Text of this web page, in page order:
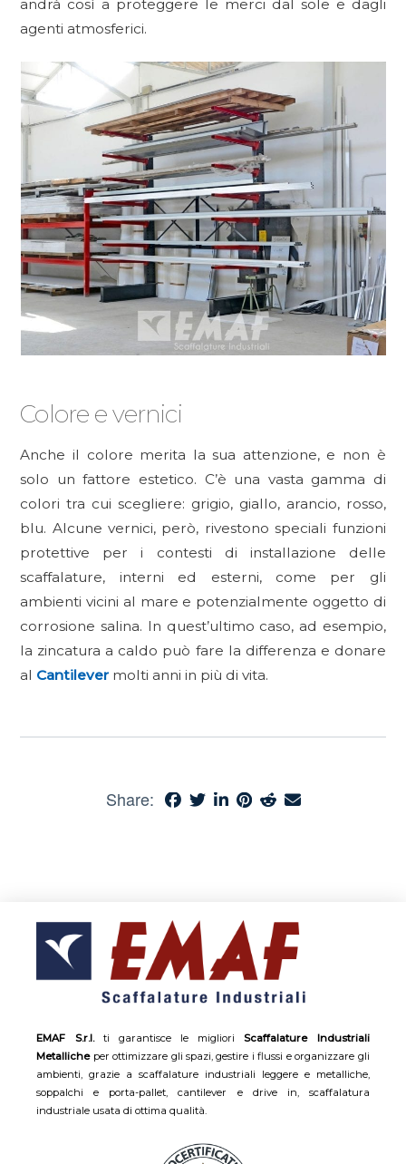
andrà così a proteggere le merci dal sole e dagli
agenti atmosferici.
Colore e vernici
Anche il colore merita la sua attenzione, e non è
solo un fattore estetico. C’è una vasta gamma di
colori tra cui scegliere: grigio, giallo, arancio, rosso,
blu. Alcune vernici, però, rivestono speciali funzioni
protettive per i contesti di installazione delle
scaffalature, interni ed esterni, come per gli
ambienti vicini al mare e potenzialmente oggetto di
corrosione salina. In quest’ultimo caso, ad esempio,
la zincatura a caldo può fare la differenza e donare
al Cantilever molti anni in più di vita.
Share:
EMAF S.r.l.ti garantisce le miglioriScaffalature Industriali
Metallicheper ottimizzare gli spazi, gestire i flussi e organizzare gli
ambienti, grazie a scaffalature industriali leggere e metalliche,
soppalchi e porta-pallet, cantilever e drive in, scaffalatura
industriale usata di ottima qualità.